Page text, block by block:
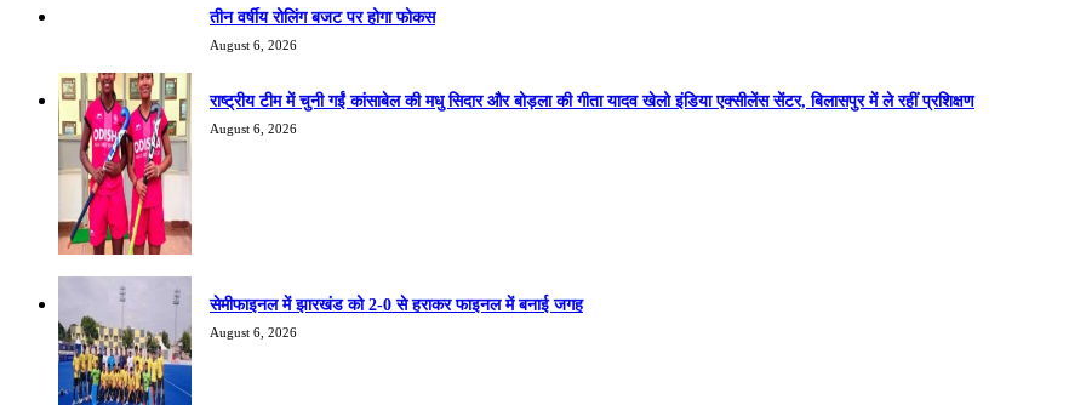
तीन वर्षीय रोलिंग बजट पर होगा फोकस
August 6, 2026
राष्ट्रीय टीम में चुनी गईं कांसाबेल की मधु सिदार और बोड़ला की गीता यादव खेलो इंडिया एक्सीलेंस सेंटर, बिलासपुर में ले रहीं प्रशिक्षण
August 6, 2026
सेमीफाइनल में झारखंड को 2-0 से हराकर फाइनल में बनाई जगह
August 6, 2026